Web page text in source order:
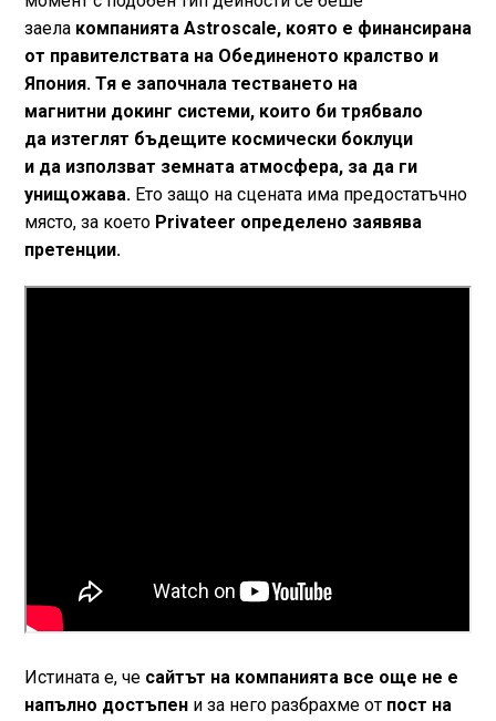
заела компанията Astroscale, която е финансирана
от правителствата на Обединеното кралство и
Япония. Тя е започнала тестването на
магнитни докинг системи, които би трябвало
да изтеглят бъдещите космически боклуци
и да използват земната атмосфера, за да ги
унищожава.Ето защо на сцената има предостатъчно
място, за което Privateer определено заявява
претенции.
Истината е, че сайтът на компанията все още не е
напълно достъпени за него разбрахме от пост на